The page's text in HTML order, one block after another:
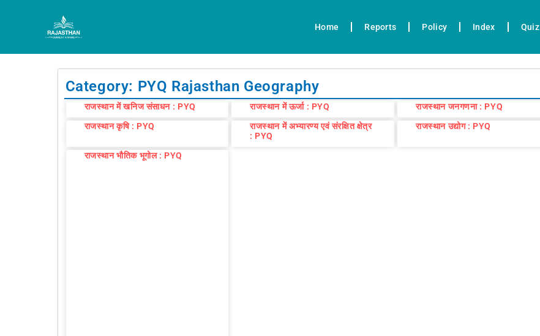
Home Reports Policy Index Quiz
Category: PYQ Rajasthan Geography
राजस्थान में खनिज संसाधन : PYQ राजस्थान में ऊर्जा : PYQ
राजस्थान जनगणना : PYQ
राजस्थान कृषि : PYQ
राजस्थान में अभ्यारण्य एवं संरक्षित क्षेत्र
: PYQ
राजस्थान उद्योग : PYQ
राजस्थान भौतिक भूगोल : PYQ